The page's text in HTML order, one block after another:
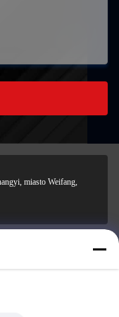
miasto Weifang,